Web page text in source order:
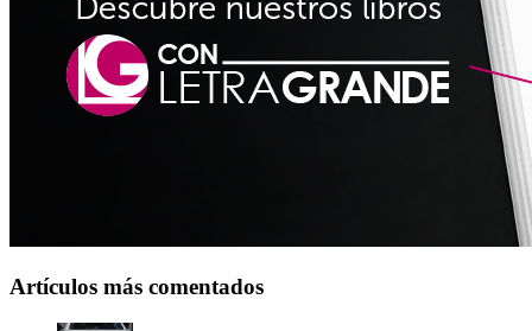
Artículos más comentados